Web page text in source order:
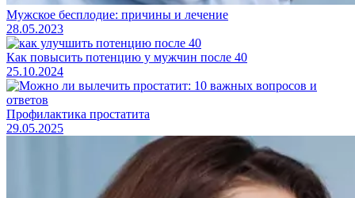
Мужское бесплодие: причины и лечение
28.05.2023
Как повысить потенцию у мужчин после 40
25.10.2024
Профилактика простатита
29.05.2025